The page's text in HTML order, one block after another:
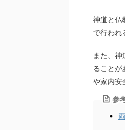
神道と仏
で行われ
また、
ることが
や家内安
参